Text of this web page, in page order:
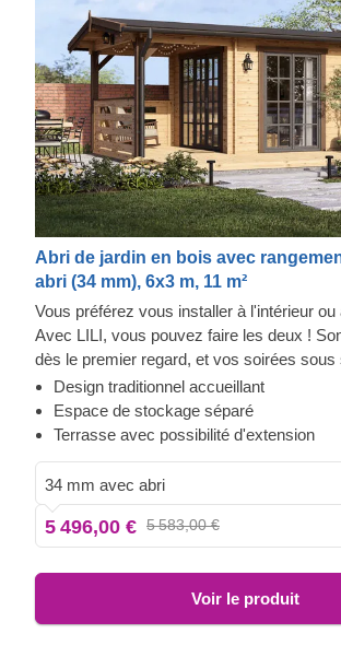
Abri de jardin en bois avec
abri (34 mm), 6x3 m, 11 m²
Vous préférez vous installer à l'intérieur ou
Avec LILI, vous pouvez faire les deux !
dès le premier regard, et vos soirées sous
pente prennent une toute nouvelle
le confort est au rendez-vous : idéal pour
ou simplement pour savourer un moment
se détendre. De plus, la deuxième pièce
rangement, vous permettant ainsi de
votre espace. Faites de LILI votre espace
votre jardin !
Design traditionnel accueillant
Espace de stockage séparé
Terrasse avec possibilité d'extension
34 mm avec abri
5 496,00 € 5 583,00 €
Voir le produit